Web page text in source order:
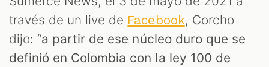
través de un live de Facebook, Corcho
dijo: “a partir de ese núcleo duro que se
definió en Colombia con la ley 100 de